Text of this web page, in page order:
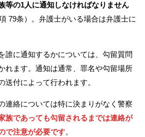
等の1人に通知しなければなりません
79条）。弁護士がいる場合は弁護士に
誰に通知するかについては、勾留質問
れます。通知は通常、罪名や勾留場所
送付によって行われます。
連絡については特に決まりがなく警察
族であっても勾留されるまでは連絡が
で注意が必要です。